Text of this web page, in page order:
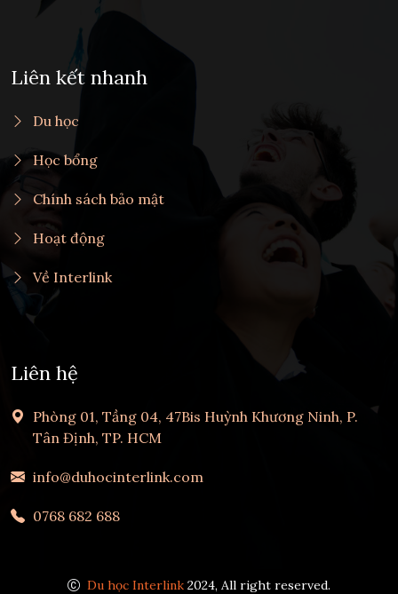
Liên kết nhanh
Du học
Học bổng
Chính sách bảo mật
Hoạt động
Về Interlink
Liên hệ
Phòng 01, Tầng 04, 47Bis Huỳnh Khương Ninh, P.
Tân Định, TP. HCM
info@duhocinterlink.com
0768 682 688
Du học Interlink 2024, All right reserved.